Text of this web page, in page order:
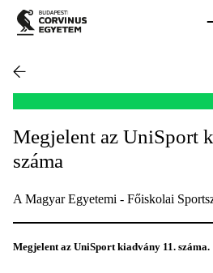
Megjelent az UniSport
száma
A Magyar Egyetemi - Főiskolai
Megjelent az UniSport kiadvány 11. száma.